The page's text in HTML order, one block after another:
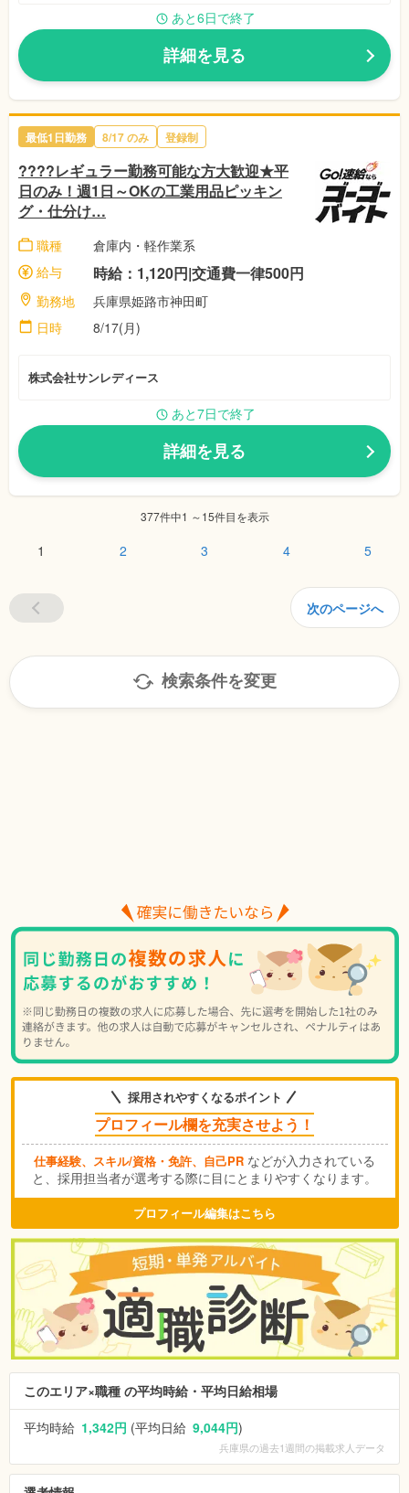
あと6日で終了
詳細を見る
最低1日勤務 8/17 のみ 登録制
????レギュラー勤務可能な方大歓迎★平
日のみ！週1日～OKの工業用品ピッキン
グ・仕分け…
職種
倉庫内・軽作業系
給与
時給：1,120円|交通費一律500円
勤務地
兵庫県姫路市神田町
日時
8/17(月)
株式会社サンレディース
あと7日で終了
詳細を見る
377件中1 ～15件目を表示
1 2 3 4 5
次のページへ
検索条件を変更
採用されやすくなるポイント
プロフィール欄を充実させよう！
仕事経験、スキル/資格・免許、自己PR などが入力されている
と、採用担当者が選考する際に目にとまりやすくなります。
プロフィール編集はこちら
このエリア×職種 の平均時給・平均日給相場
平均時給 1,342円 (平均日給 9,044円)
兵庫県の過去1週間の掲載求人データ